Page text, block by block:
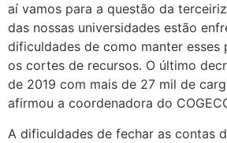
aí vamos para a questão da
das nossas universidades estão
dificuldades de como manter esses
os cortes de recursos. O último
de 2019 com mais de 27 mil de
afirmou a coordenadora do
A dificuldades de fechar as contas